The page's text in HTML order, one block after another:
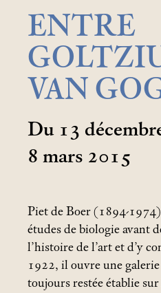
ENTRE
VAN
Du 13
8 mars 2015
Piet de Boer (1894-1974)
études de biologie avant
l’histoire de l’art et d’y
1922, il ouvre une
toujours restée établie